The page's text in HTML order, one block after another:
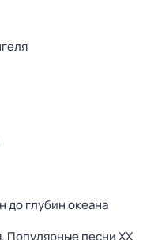
до глубин океана
Популярные песни XX